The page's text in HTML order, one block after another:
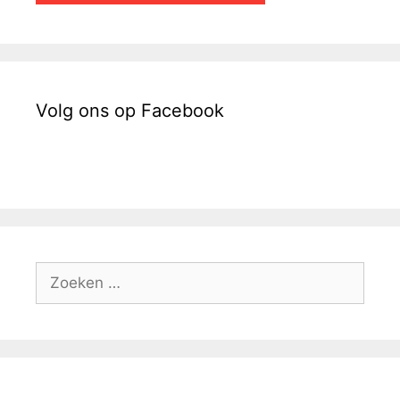
Volg ons op Facebook
Zoek